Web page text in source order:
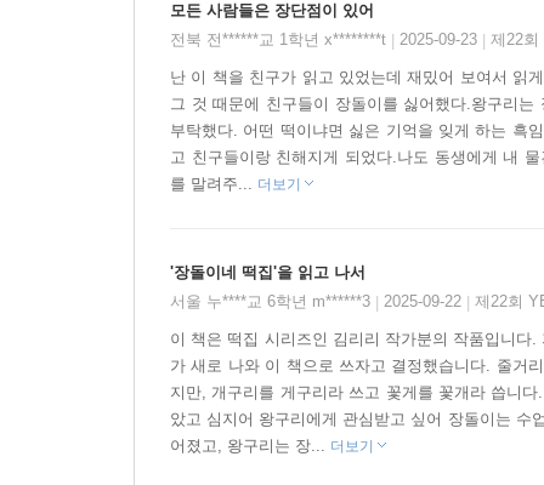
편안해지기를, 먹으면 고마운 마음이 생겨나는
떡을 만든다. 선한 의도와 다르게 울퉁불퉁 엇
변함없이 다정하고 든든하게 느껴진다.
특히 이번 이야기에서는 떡을 먹고 나서 발현
긍정적으로 바꾸는 ‘고마워’라는 말의 힘, 몸과
모든 사람들은 장단점이 있어
전북 전******교 1학년 x********t
2025-09-23 제22회
난 이 책을 친구가 읽고 있었는데 재밌어 보여서 읽
그 것 때문에 친구들이 장돌이를 싫어했다.왕구리
부탁했다. 어떤 떡이냐면 싫은 기억을 잊게 하는 흑
고 친구들이랑 친해지게 되었다.나도 동생에게 내
를 말려주... 더보기
'장돌이네 떡집'을 읽고 나서
서울 누****교 6학년 m******3
2025-09-22 제22회
이 책은 떡집 시리즈인 김리리 작가분의 작품입니
가 새로 나와 이 책으로 쓰자고 결정했습니다. 줄거
지만, 개구리를 게구리라 쓰고 꽃게를 꽃개라 씁니
았고 심지어 왕구리에게 관심받고 싶어 장돌이는 수
어졌고, 왕구리는 장... 더보기